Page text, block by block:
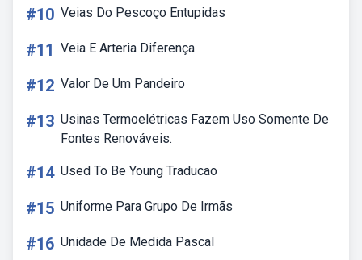
#10 Veias Do Pescoço Entupidas
#11 Veia E Arteria Diferença
#12 Valor De Um Pandeiro
#13 Usinas Termoelétricas Fazem Uso Somente De
Fontes Renováveis.
#14 Used To Be Young Traducao
#15 Uniforme Para Grupo De Irmãs
#16 Unidade De Medida Pascal